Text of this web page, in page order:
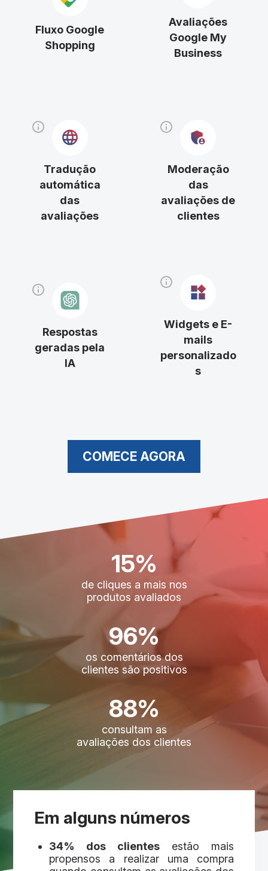
Fluxo Google
Shopping
Avaliações
Google My
Business
Tradução
automática
das
avaliações
Moderação
das
avaliações de
clientes
Respostas
geradas pela
IA
Widgets e E-
mails
personalizado
s
COMECE AGORA
15%
de cliques a mais nos
produtos avaliados
96%
os comentários dos
clientes são positivos
88%
consultam as
avaliações dos clientes
Em alguns números
34% dos clientes estão mais
propensos a realizar uma compra